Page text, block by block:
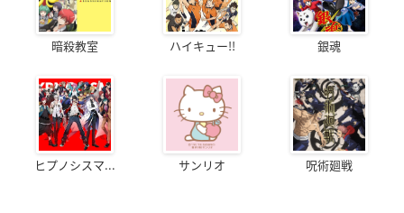
暗殺教室 ハイキュー!! 銀魂
ヒプノシスマ... サンリオ 呪術廻戦